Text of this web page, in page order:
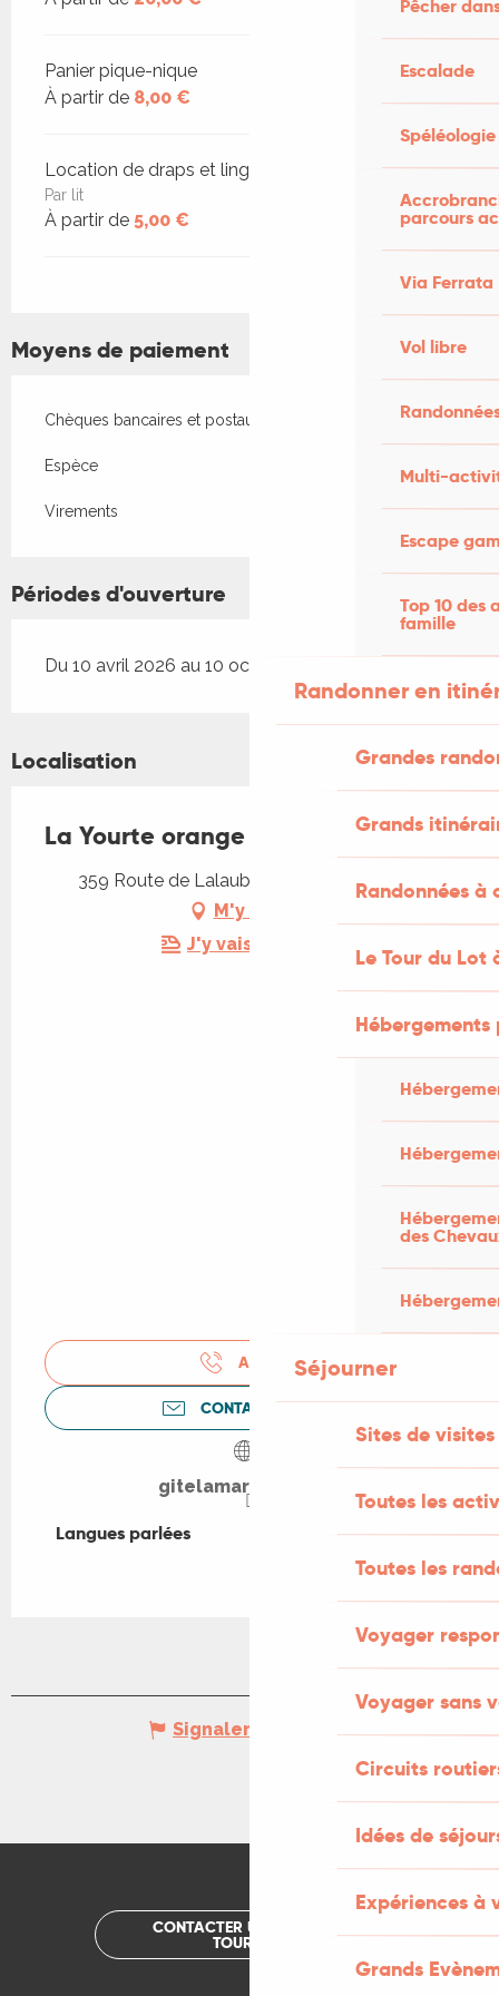
Pêcher
Escalade
Spéléologie
parcours
Via Ferrata
Vol libre
Multi-
Escape
Top 10 des
famille
Randonner en
Grandes
Grands
Randonnées
Le Tour du Lot
des
Séjourner
Sites de visites
Toutes les
Toutes les
Voyager
Voyager sans
Circuits
Idées de
Expériences à
Grands
Panier pique-nique
À partir de 8,00 €
Location de draps et linge de maison
Par lit
À partir de 5,00 €
Moyens de paiement
Chèques bancaires et postaux
Espèce
Virements
Périodes d'ouverture
Du 10 avril 2026 au 10 octobre 2026
Localisation
La Yourte orange de la Mariotte
359 Route de Lalaubie, 46270 Montredon
M'y rendre
J'y vais en train !
APPELER
CONTACTEZ-NOUS
gitelamariotte.com
Langues parlées
Langues parlées
Signaler une erreur
CONTACTER UN OFFICE DE
TOURISME